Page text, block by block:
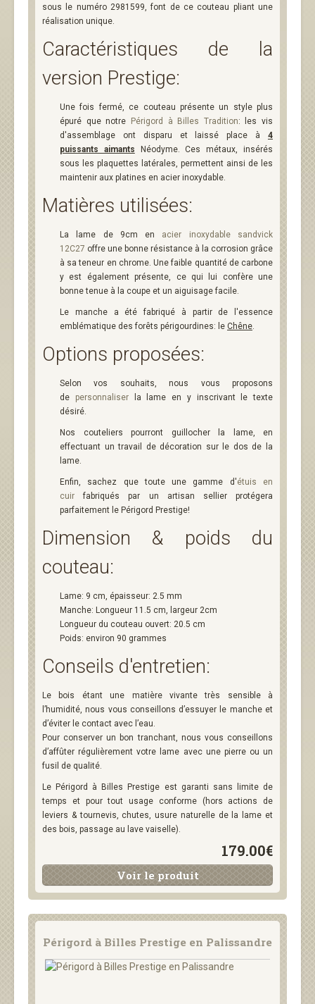
sous le numéro 2981599, font de ce couteau pliant une
réalisation unique.
Caractéristiques de la
version Prestige:
Une fois fermé, ce couteau présente un style plus
épuré que notre
Périgord à Billes Tradition: les vis
d'assemblage ont disparu et laissé place à 4
puissants aimants Néodyme. Ces métaux, insérés
sous les plaquettes latérales, permettent ainsi de les
maintenir aux platines en acier inoxydable.
Matières utilisées:
La lame de 9cm en acier inoxydable sandvick
12C27 offre une bonne résistance à la corrosion grâce
à sa teneur en chrome. Une faible quantité de carbone
y est également présente, ce qui lui confère une
bonne tenue à la coupe et un aiguisage facile.
Le manche a été fabriqué à partir de l'essence
emblématique des forêts périgourdines: le Chêne.
Options proposées:
Selon vos souhaits, nous vous proposons
de personnaliser
la lame en y inscrivant le texte
désiré.
Nos couteliers pourront guillocher la lame, en
effectuant un travail de décoration sur le dos de la
lame.
Enfin, sachez que toute une gamme d'étuis en
cuir fabriqués par un artisan sellier protégera
parfaitement le Périgord Prestige!
Dimension & poids du
couteau:
Lame: 9 cm, épaisseur: 2.5 mm
Manche: Longueur 11.5 cm, largeur 2cm
Longueur du couteau ouvert: 20.5 cm
Poids: environ 90 grammes
Conseils d'entretien:
Le bois étant une matière vivante très sensible à
l’humidité, nous vous conseillons d’essuyer le manche et
d’éviter le contact avec l’eau.
Pour conserver un bon tranchant, nous vous conseillons
d’affûter régulièrement votre lame avec une pierre ou un
fusil de qualité.
Le Périgord à Billes Prestige est garanti sans limite de
temps et pour tout usage conforme (hors actions de
leviers & tournevis, chutes, usure naturelle de la lame et
des bois, passage au lave vaiselle).
179.00€
Voir le produit
Périgord à Billes Prestige en Palissandre